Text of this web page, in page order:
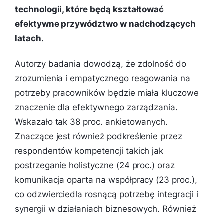
technologii, które będą kształtować
efektywne przywództwo w nadchodzących
latach.
Autorzy badania dowodzą, że zdolność do
zrozumienia i empatycznego reagowania na
potrzeby pracowników będzie miała kluczowe
znaczenie dla efektywnego zarządzania.
Wskazało tak 38 proc. ankietowanych.
Znaczące jest również podkreślenie przez
respondentów kompetencji takich jak
postrzeganie holistyczne (24 proc.) oraz
komunikacja oparta na współpracy (23 proc.),
co odzwierciedla rosnącą potrzebę integracji i
synergii w działaniach biznesowych. Również